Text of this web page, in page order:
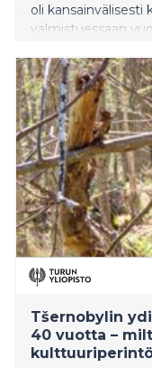
oli kansainvälisesti
valmistuessaan
tietokirja.
Tšernobylin
40 vuotta –